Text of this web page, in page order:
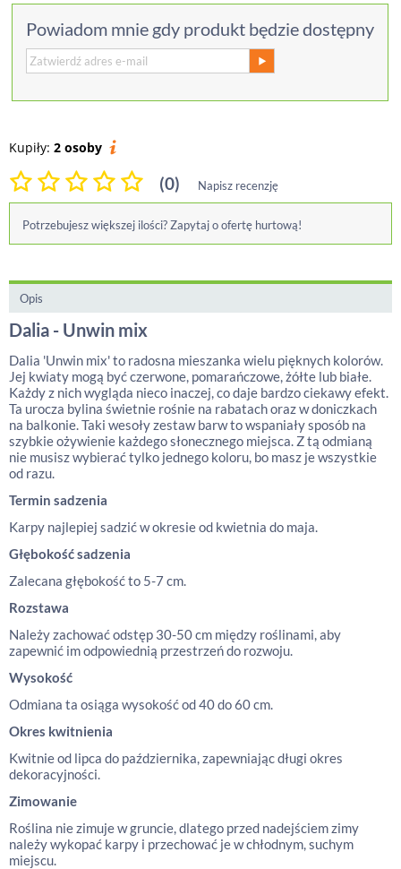
Powiadom mnie gdy produkt będzie dostępny
Kupiły: 2 osoby
(0) Napisz recenzję
Potrzebujesz większej ilości? Zapytaj o ofertę hurtową!
Opis
Dalia - Unwin mix
Dalia 'Unwin mix' to radosna mieszanka wielu pięknych kolorów.
Jej kwiaty mogą być czerwone, pomarańczowe, żółte lub białe.
Każdy z nich wygląda nieco inaczej, co daje bardzo ciekawy efekt.
Ta urocza bylina świetnie rośnie na rabatach oraz w doniczkach
na balkonie. Taki wesoły zestaw barw to wspaniały sposób na
szybkie ożywienie każdego słonecznego miejsca. Z tą odmianą
nie musisz wybierać tylko jednego koloru, bo masz je wszystkie
od razu.
Termin sadzenia
Karpy najlepiej sadzić w okresie od kwietnia do maja.
Głębokość sadzenia
Zalecana głębokość to 5-7 cm.
Rozstawa
Należy zachować odstęp 30-50 cm między roślinami, aby
zapewnić im odpowiednią przestrzeń do rozwoju.
Wysokość
Odmiana ta osiąga wysokość od 40 do 60 cm.
Okres kwitnienia
Kwitnie od lipca do października, zapewniając długi okres
dekoracyjności.
Zimowanie
Roślina nie zimuje w gruncie, dlatego przed nadejściem zimy
należy wykopać karpy i przechować je w chłodnym, suchym
miejscu.